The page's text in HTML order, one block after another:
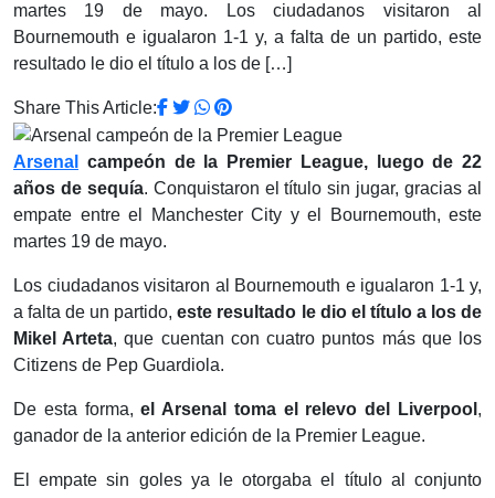
martes 19 de mayo. Los ciudadanos visitaron al
Bournemouth e igualaron 1-1 y, a falta de un partido, este
resultado le dio el título a los de […]
Share This Article:
Arsenal
campeón de la Premier League, luego de 22
años de sequía. Conquistaron el título sin jugar, gracias al
empate entre el Manchester City y el Bournemouth, este
martes 19 de mayo.
Los ciudadanos visitaron al Bournemouth e igualaron 1-1 y,
a falta de un partido,este resultado le dio el título a los de
Mikel Arteta, que cuentan con cuatro puntos más que los
Citizens de Pep Guardiola.
De esta forma, el Arsenal toma el relevo del Liverpool ,
ganador de la anterior edición de la Premier League.
El empate sin goles ya le otorgaba el título al conjunto